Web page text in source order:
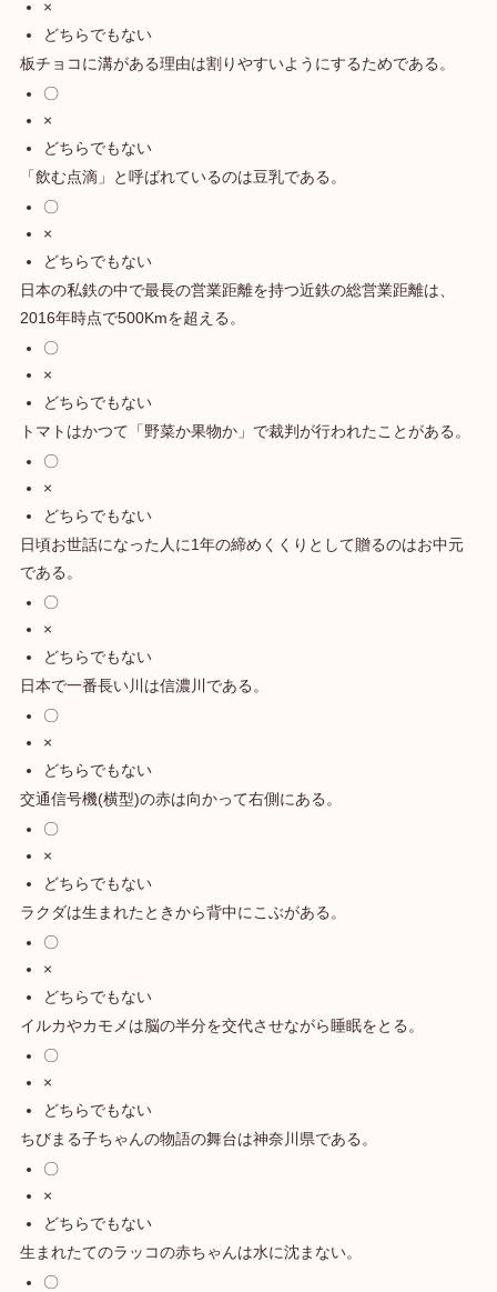
×
どちらでもない
板チョコに溝がある理由は割りやすいようにするためである。
〇
×
どちらでもない
「飲む点滴」と呼ばれているのは豆乳である。
〇
×
どちらでもない
日本の私鉄の中で最長の営業距離を持つ近鉄の総営業距離は、
2016年時点で500Kmを超える。
〇
×
どちらでもない
トマトはかつて「野菜か果物か」で裁判が行われたことがある。
〇
×
どちらでもない
日頃お世話になった人に1年の締めくくりとして贈るのはお中元
である。
〇
×
どちらでもない
日本で一番長い川は信濃川である。
〇
×
どちらでもない
交通信号機(横型)の赤は向かって右側にある。
〇
×
どちらでもない
ラクダは生まれたときから背中にこぶがある。
〇
×
どちらでもない
イルカやカモメは脳の半分を交代させながら睡眠をとる。
〇
×
どちらでもない
ちびまる子ちゃんの物語の舞台は神奈川県である。
〇
×
どちらでもない
生まれたてのラッコの赤ちゃんは水に沈まない。
〇